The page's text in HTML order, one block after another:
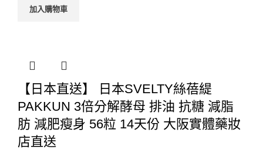
加入購物車
【日本直送】 日本SVELTY絲蓓緹
PAKKUN 3倍分解酵母 排油 抗糖 減脂
肪 減肥瘦身 56粒 14天份 大阪實體藥妝
店直送